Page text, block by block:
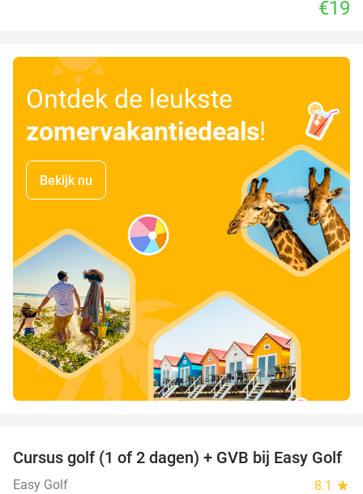
€19
Ontdek de leukste
zomervakantiedeals!
Bekijk nu
60%
Cursus golf (1 of 2 dagen) + GVB bij Easy Golf
Easy Golf 8.1 star